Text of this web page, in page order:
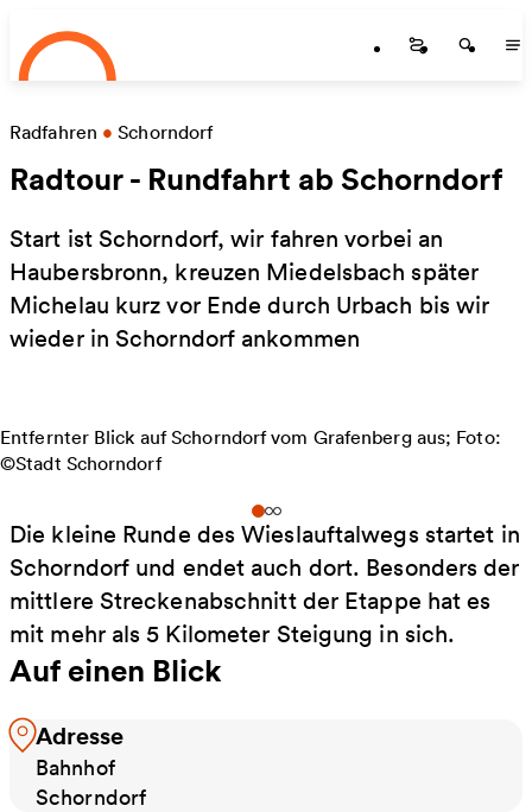
Zum Hauptinhalt springen
Startseite
Radfahren • Schorndorf
Radtour - Rundfahrt ab Schorndorf
Start ist Schorndorf, wir fahren vorbei an
Haubersbronn, kreuzen Miedelsbach später
Michelau kurz vor Ende durch Urbach bis wir
wieder in Schorndorf ankommen
Entfernter Blick auf Schorndorf vom Grafenberg aus; Foto:
©Stadt Schorndorf
Die kleine Runde des Wieslauftalwegs startet in
Schorndorf und endet auch dort. Besonders der
mittlere Streckenabschnitt der Etappe hat es
mit mehr als 5 Kilometer Steigung in sich.
Auf einen Blick
Adresse
Bahnhof
Schorndorf